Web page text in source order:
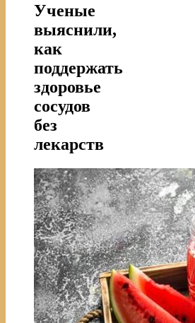
Ученые
выяснили,
как
поддержать
здоровье
сосудов
без
лекарств